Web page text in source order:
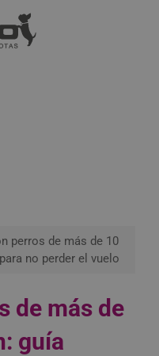
perros de más de 10
no perder el vuelo
de más de
guía